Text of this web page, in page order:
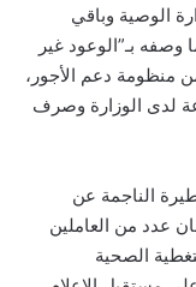
الوصية وباقي
وصفه بـ”الوعود غير
منظومة دعم الأجور،
لدى الوزارة وصرف
الناجمة عن
عدد من العاملين
الصحية